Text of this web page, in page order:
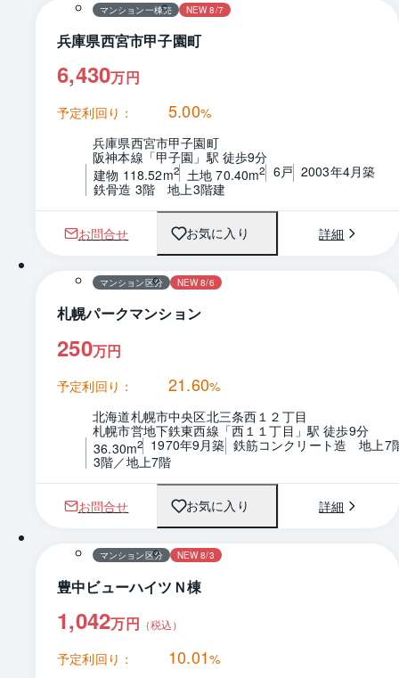
マンション一棟売 NEW 8/7
兵庫県西宮市甲子園町
6,430万円
予定利回り： 5.00%
兵庫県西宮市甲子園町
阪神本線「甲子園」駅 徒歩9分
建物 118.52m2 土地 70.40m2 6戸 2003年4月築
鉄骨造 3階　地上3階建
お問合せ お気に入り 詳細
マンション区分 NEW 8/6
札幌パークマンション
250万円
予定利回り： 21.60%
北海道札幌市中央区北三条西１２丁目
札幌市営地下鉄東西線「西１１丁目」駅 徒歩9分
36.30m2 1970年9月築 鉄筋コンクリート造　地上7
3階／地上7階
お問合せ お気に入り 詳細
1 / 0 間取り
マンション区分 NEW 8/3
豊中ビューハイツＮ棟
1,042万円 （税込）
予定利回り： 10.01%